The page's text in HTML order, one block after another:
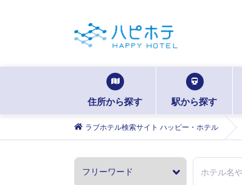
住所から探す 駅から探す
ラブホテル検索サイト ハッピー・ホテル